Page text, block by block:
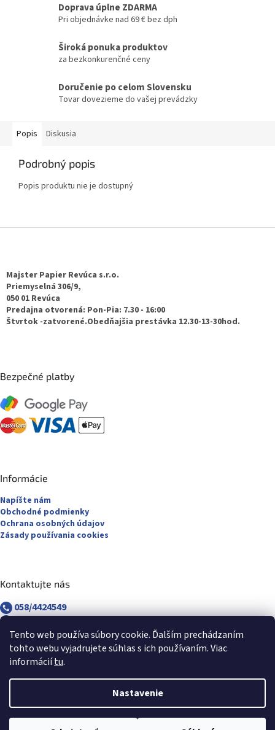
Tento web používa súbory cookie. Ďalším prechádzaním
tohto webu vyjadrujete súhlas s ich používaním. Viac
informáciítu.
Nastavenie
Doprava úplne ZDARMA
Pri objednávke nad 69 € bez dph
Široká ponuka produktov
za bezkonkurenčné ceny
Doručenie po celom Slovensku
Tovar dovezieme do vašej prevádzky
Popis Diskusia
Podrobný popis
Popis produktu nie je dostupný
Majster Papier Revúca s.r.o.
Priemyselná 306/9,
050 01 Revúca
Predajna otvorená: Pon-Pia: 7.30 - 16:00
Štvrtok -zatvorené.Obedňajšia prestávka 12.30-13-30hod.
Bezpečné platby
Informácie
Napíšte nám
Obchodné podmienky
Ochrana osobných údajov
Zásady používania cookies
Kontaktujte nás
058/4424549
revuca@majsterpapier.sk
Vytvoril Shoptet